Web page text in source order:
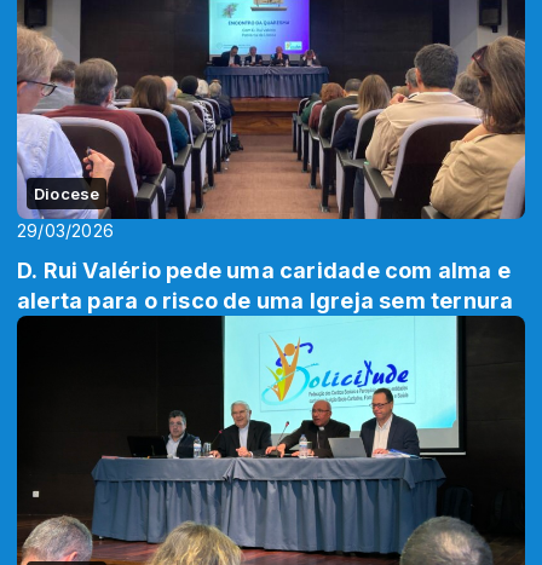
Diocese
29/03/2026
D. Rui Valério pede uma caridade com alma e
alerta para o risco de uma Igreja sem ternura